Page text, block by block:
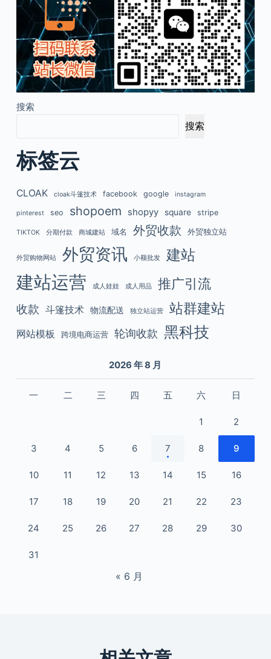
搜索
搜索
标签云
CLOAK cloak斗篷技术 facebook google instagram
pinterest seo shopoem shopyy square stripe
TIKTOK 分期付款 商城建站 域名 外贸收款 外贸独立站
外贸购物网站 外贸资讯 小额批发 建站
建站运营 成人娃娃 成人用品 推广引流
收款 斗篷技术 物流配送 独立站运营 站群建站
网站模板 跨境电商运营 轮询收款 黑科技
2026 年 8 月
一 二 三 四 五 六 日
1 2
3 4 5 6 7 8 9
10 11 12 13 14 15 16
17 18 19 20 21 22 23
24 25 26 27 28 29 30
31
« 6 月